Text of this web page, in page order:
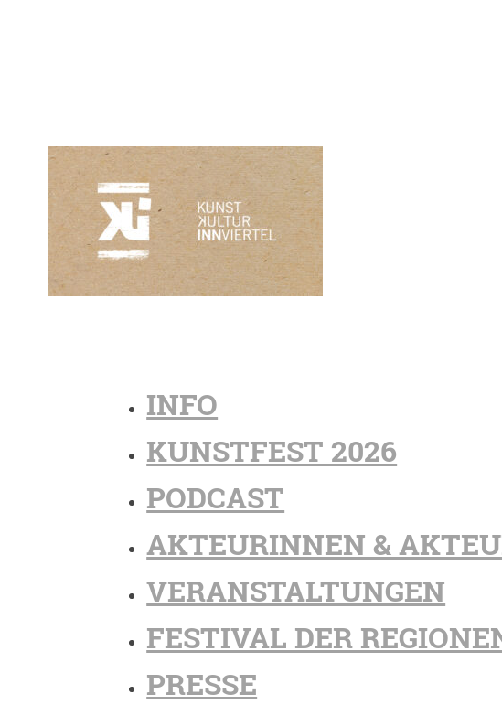
INFO
KUNSTFEST 2026
PODCAST
AKTEURINNEN &
VERANSTALTUNGEN
FESTIVAL DER
PRESSE